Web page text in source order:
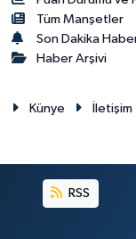
Tüm Manşetler
Son Dakika
Haber Arşivi
Künye İletişim
RSS